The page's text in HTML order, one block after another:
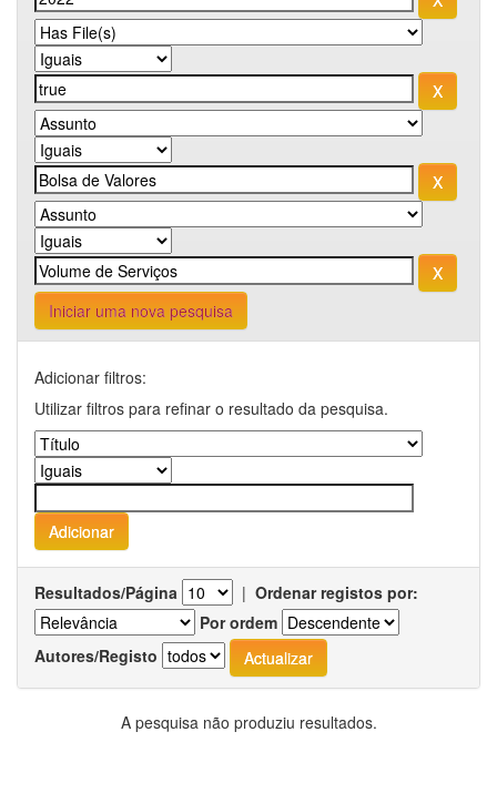
Iniciar uma nova pesquisa
Adicionar filtros:
Utilizar filtros para refinar o resultado da pesquisa.
Resultados/Página | Ordenar registos por:
Por ordem
Autores/Registo
A pesquisa não produziu resultados.